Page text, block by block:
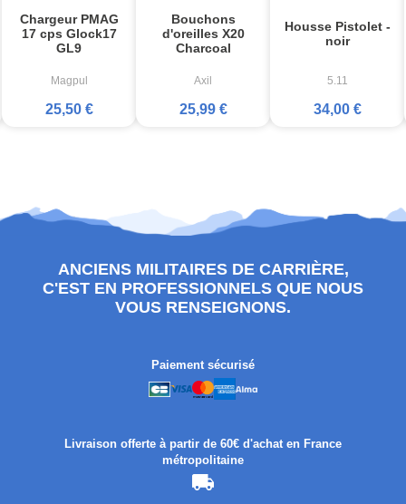
Chargeur PMAG
17 cps Glock17
GL9
Magpul
25,50 €
Bouchons
d'oreilles X20
Charcoal
Axil
25,99 €
Housse Pistolet -
noir
5.11
34,00 €
ANCIENS MILITAIRES DE CARRIÈRE,
C'EST EN PROFESSIONNELS QUE NOUS
VOUS RENSEIGNONS.
Paiement sécurisé
Livraison offerte à partir de 60€ d'achat en France
métropolitaine